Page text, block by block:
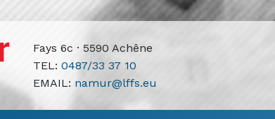
Fays 6c · 5590 Achêne
TEL: 0487/33 37 10
EMAIL: namur@lffs.eu